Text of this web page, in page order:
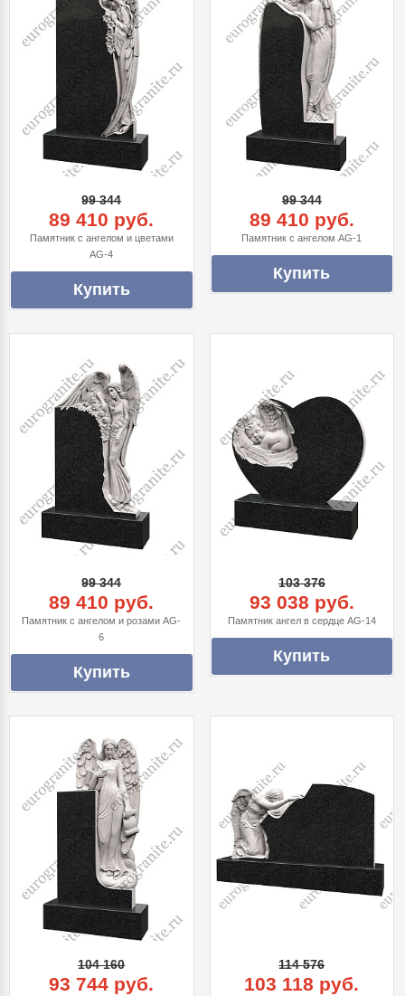
99 344
89 410 руб.
Памятник с ангелом и цветами
AG-4
99 344
89 410 руб.
Памятник с ангелом AG-1
99 344
89 410 руб.
Памятник с ангелом и розами AG-
6
103 376
93 038 руб.
Памятник ангел в сердце AG-14
104 160
93 744 руб.
114 576
103 118 руб.